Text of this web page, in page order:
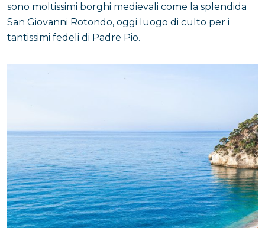
sono moltissimi borghi medievali come la splendida
San Giovanni Rotondo, oggi luogo di culto per i
tantissimi fedeli di Padre Pio.